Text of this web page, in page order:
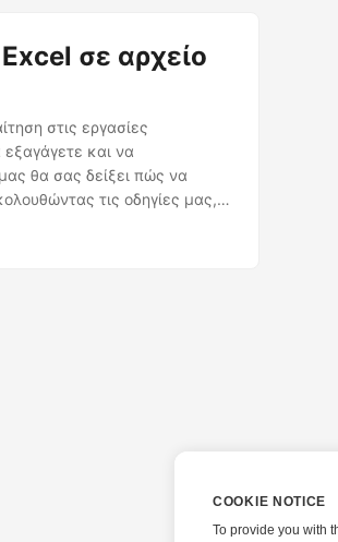
σε αρχείο
στις εργασίες
και να
θα σας δείξει πώς να
τις οδηγίες μας,
(.txt) μέσα σε λίγα λεπτά.
COOKIE NOTICE
To provide you with